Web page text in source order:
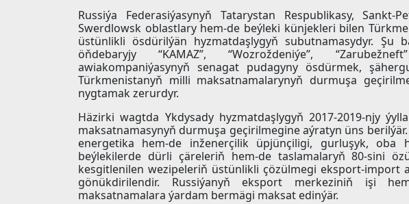
Russiýa Federasiýasynyň Tatarystan Respublikasy,
Swerdlowsk oblastlary hem-de beýleki künjekleri bilen
üstünlikli ösdürilýän hyzmatdaşlygyň subutnamasydyr. Şu
öňdebaryjy “KAMAZ”, “Wozroždeniýe”,
awiakompaniýasynyň senagat pudagyny ösdürmek,
Türkmenistanyň milli maksatnamalarynyň durmuşa
nygtamak zerurdyr.
Häzirki wagtda Ykdysady hyzmatdaşlygyň 2017-2019-njy
maksatnamasynyň durmuşa geçirilmegine aýratyn üns
energetika hem-de inženerçilik üpjünçiligi, gurluşyk, oba
beýlekilerde dürli çäreleriň hem-de taslamalaryň 80-sini
kesgitlenilen wezipeleriň üstünlikli çözülmegi eksport-import
gönükdirilendir. Russiýanyň eksport merkeziniň işi
maksatnamalara ýardam bermägi maksat edinýär.